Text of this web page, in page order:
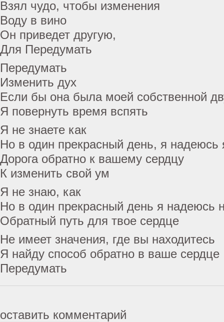
Взял чудо, чтобы изменения
Воду в вино
Он приведет другую,
Для Передумать
Передумать
Изменить дух
Если бы она была моей собственной
Я повернуть время вспять
Я не знаете как
Но в один прекрасный день, я надеюсь
Дорога обратно к вашему сердцу
К изменить свой ум
Я не знаю, как
Но в один прекрасный день я надеюсь
Обратный путь для твое сердце
Не имеет значения, где вы находитесь
Я найду способ обратно в ваше сердце
Передумать
оставить комментарий